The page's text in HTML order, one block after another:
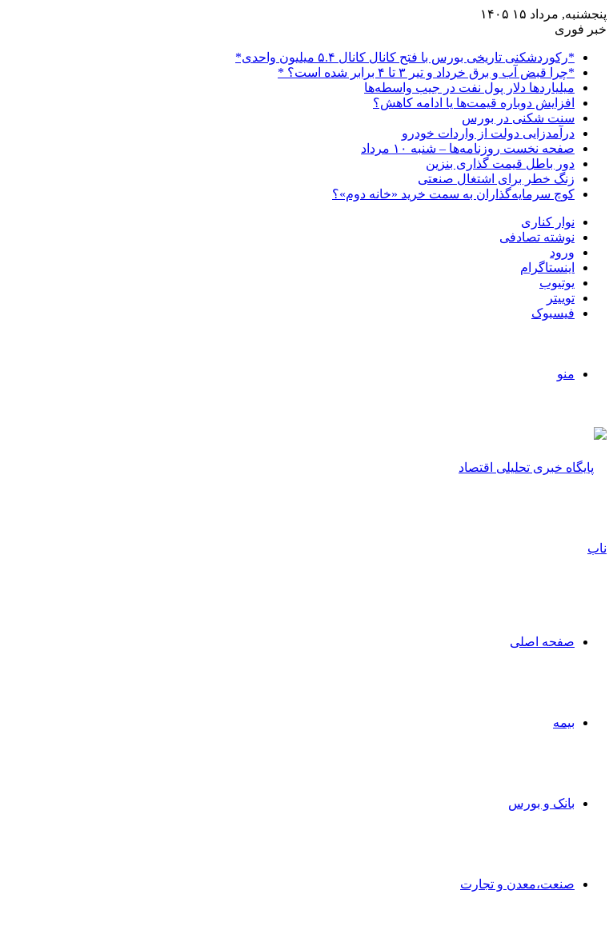
پنجشنبه, مرداد ۱۵ ۱۴۰۵
خبر فوری
*رکوردشکنی تاریخی بورس با فتح کانال کانال ۵.۴ میلیون واحدی*
*چرا قبض آب و برق خرداد و تیر ۳ تا ۴ برابر شده است؟ *
میلیاردها دلار پول نفت در جیب واسطه‌ها
افزایش دوباره قیمت‌ها یا ادامه کاهش؟
سنت شکنی در بورس
درآمدزایی دولت از واردات خودرو
صفحه نخست روزنامه‌ها – شنبه ۱۰ مرداد
دور باطل قیمت گذاری بنزین
زنگ خطر برای اشتغال صنعتی
کوچ سرمایه‌گذاران به سمت خرید «خانه دوم»؟
نوار کناری
نوشته تصادفی
ورود
اینستاگرام
یوتیوب
توییتر
فیسبوک
منو
صفحه اصلی
بیمه
بانک و بورس
صنعت،معدن و تجارت